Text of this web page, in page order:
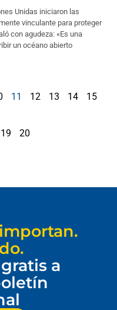
Unidas iniciaron las
vinculante para proteger
con agudeza: «Es una
un océano abierto
11 12 13 14 15
19 20
a